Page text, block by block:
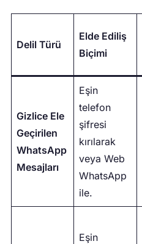
Delil Türü
Elde Ediliş
Biçimi
Gizlice Ele
Geçirilen
WhatsApp
Mesajları
Eşin
telefon
şifresi
kırılarak
veya Web
WhatsApp
ile.
Eşin